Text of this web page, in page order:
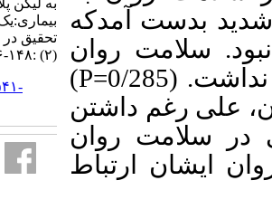
P
)
به لیکن پلان دهانی و ارتباط آن با شدت
بیماری:یک مطالعه مقطعی. مجله
تحقیق در علوم دندانپزشکی. ۱۴۰۴; ۲۲
(۲) :۱۴۸-۱۵۶
URL:
http://jrds.ir/article-۱-۱۵۴۱-